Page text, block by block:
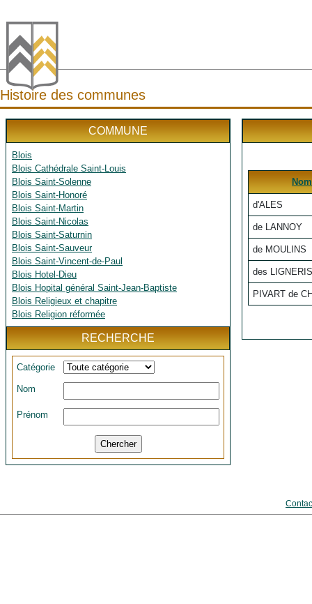
Histoire des communes
COMMUNE
Blois
Blois Cathédrale Saint-Louis
Blois Saint-Solenne
Blois Saint-Honoré
Blois Saint-Martin
Blois Saint-Nicolas
Blois Saint-Saturnin
Blois Saint-Sauveur
Blois Saint-Vincent-de-Paul
Blois Hotel-Dieu
Blois Hopital général Saint-Jean-Baptiste
Blois Religieux et chapitre
Blois Religion réformée
RECHERCHE
Catégorie
Nom
Prénom
Nom
d'ALES
de LANNOY
de MOULINS
des LIGNERIS
PIVART de